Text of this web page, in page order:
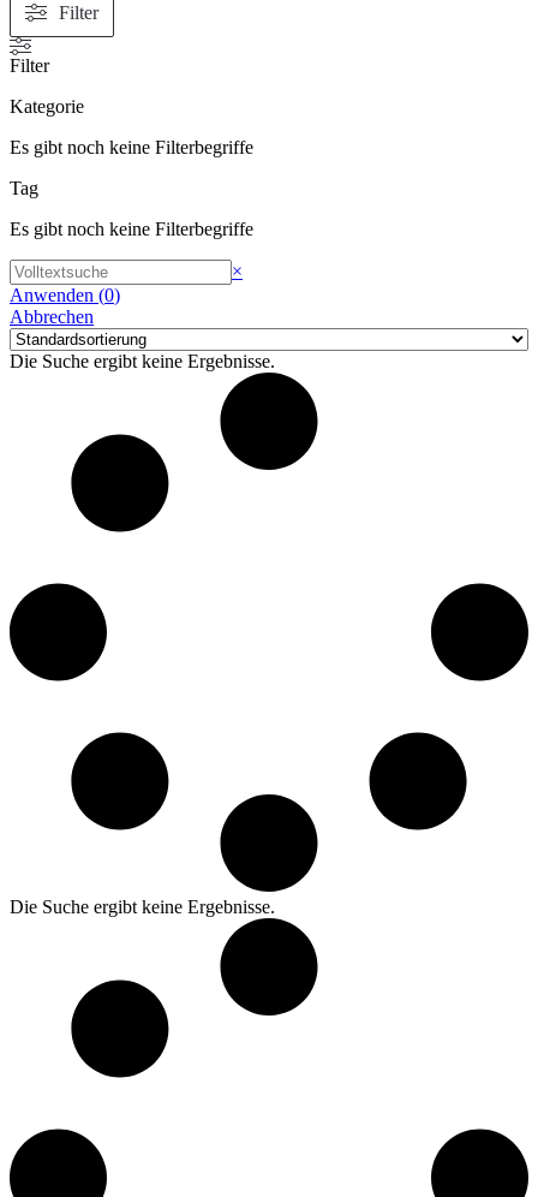
Filter
Filter
Kategorie
Es gibt noch keine Filterbegriffe
Tag
Es gibt noch keine Filterbegriffe
Suchen
×
Anwenden (0)
Abbrechen
Die Suche ergibt keine Ergebnisse.
Die Suche ergibt keine Ergebnisse.